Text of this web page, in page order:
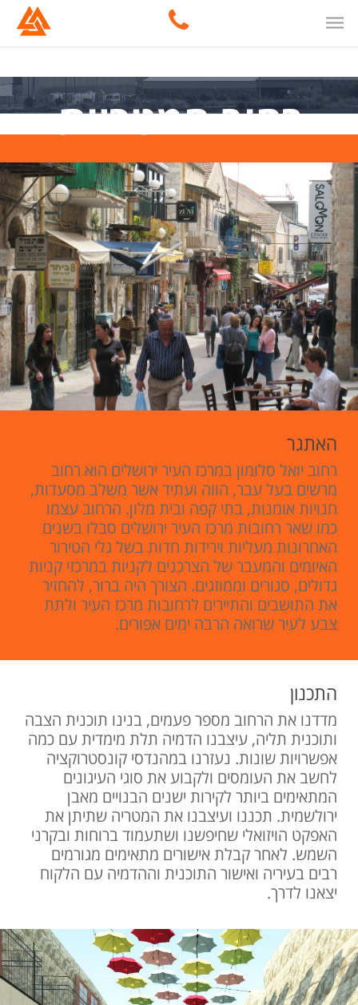
רחוב המטריות
האתגר
רחוב יואל סלומון במרכז העיר ירושלים הוא רחוב
מרשים בעל עבר, הווה ועתיד אשר משלב מסעדות,
חנויות אומנות, בתי קפה ובית מלון. הרחוב עצמו
כמו שאר רחובות מרכז העיר ירושלים סבלו בשנים
האחרונות מעליות וירידות חדות בשל גלי הטירור
האיומים והמעבר של הצרכנים לקניות במרכזי קניות
גדולים, סגורים וממוזגים. הצורך היה ברור, להחזיר
את התושבים והתיירים לרחובות מרכז העיר ולתת
צבע לעיר שרואה הרבה ימים אפורים.
התכנון
מדדנו את הרחוב מספר פעמים, בנינו תוכנית הצבה
ותוכנית תליה, עיצבנו הדמיה תלת מימדית עם כמה
אפשרויות שונות. נעזרנו במהנדסי קונסטרוקציה
לחשב את העומסים ולקבוע את סוגי העיגונים
המתאימים ביותר לקירות ישנים הבנויים מאבן
ירולשמית. תכננו ועיצבנו את המטריה שתיתן את
האפקט הויזואלי שחיפשנו ושתעמוד ברוחות ובקרני
השמש. לאחר קבלת אישורים מתאימים מגורמים
רבים בעיריה ואישור התוכנית וההדמיה עם הלקוח
יצאנו לדרך.